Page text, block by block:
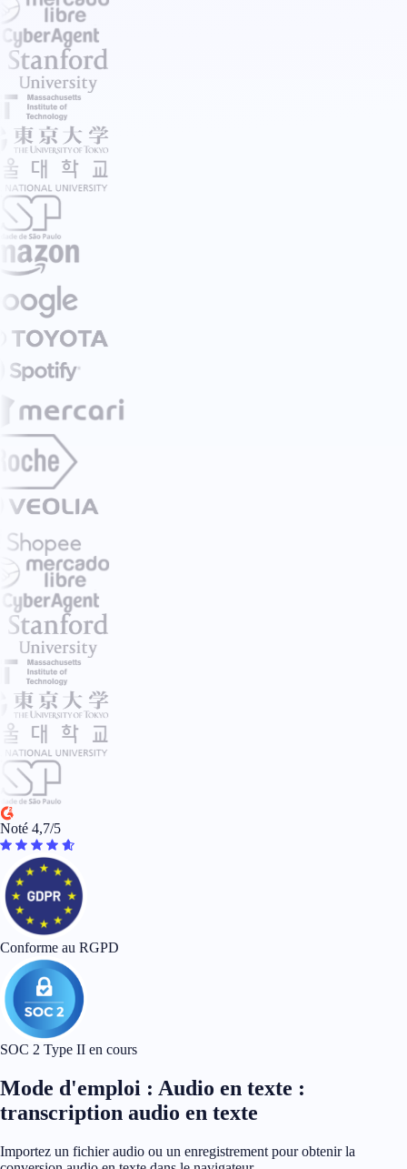
Noté 4,7/5
Conforme au RGPD
SOC 2 Type II en cours
Mode d'emploi : Audio en texte :
transcription audio en texte
Importez un fichier audio ou un enregistrement pour obtenir la